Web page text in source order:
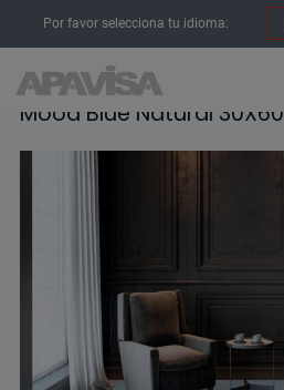
Por favor selecciona tu idioma:
Mood Blue Natural 30X60